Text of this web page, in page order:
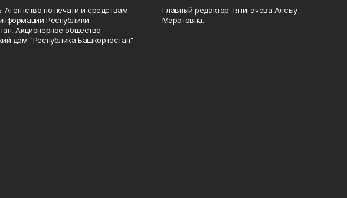
Агентство по печати и средствам
Республики
Акционерное общество
дом "Республика Башкортостан"
Главный редактор Тятигачева Алсыу
Маратовна.